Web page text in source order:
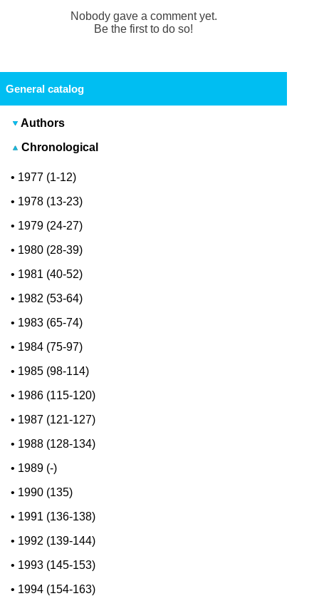
Nobody gave a comment yet.
Be the first to do so!
General catalog
Authors
Chronological
• 1977 (1-12)
• 1978 (13-23)
• 1979 (24-27)
• 1980 (28-39)
• 1981 (40-52)
• 1982 (53-64)
• 1983 (65-74)
• 1984 (75-97)
• 1985 (98-114)
• 1986 (115-120)
• 1987 (121-127)
• 1988 (128-134)
• 1989 (-)
• 1990 (135)
• 1991 (136-138)
• 1992 (139-144)
• 1993 (145-153)
• 1994 (154-163)